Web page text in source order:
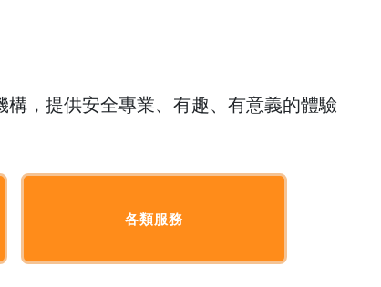
，提供安全專業、有趣、有意義的體驗
各類服務